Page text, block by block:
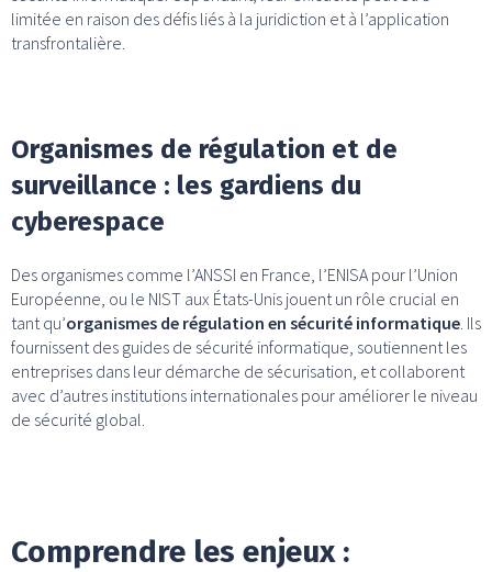
limitée en raison des défis liés à la juridiction et à l’application
transfrontalière.
Organismes de régulation et de
surveillance : les gardiens du
cyberespace
Des organismes comme l’ANSSI en France, l’ENISA pour l’Union
Européenne, ou le NIST aux États-Unis jouent un rôle crucial en
tant qu’organismes de régulation en sécurité informatique. Ils
fournissent des guides de sécurité informatique, soutiennent les
entreprises dans leur démarche de sécurisation, et collaborent
avec d’autres institutions internationales pour améliorer le niveau
de sécurité global.
Comprendre les enjeux :